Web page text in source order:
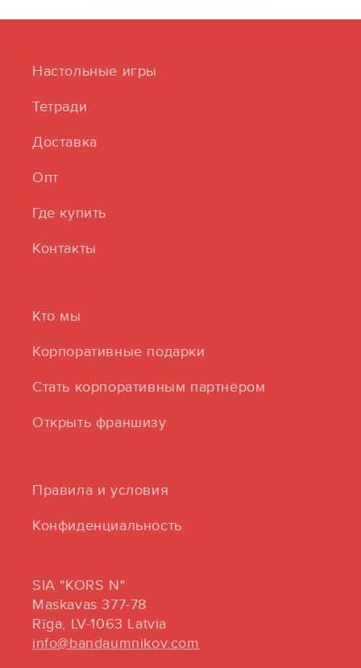
Настольные игры
Тетради
Доставка
Опт
Где купить
Контакты
Кто мы
Корпоративные подарки
Стать корпоративным партнёром
Открыть франшизу
Правила и условия
Конфиденциальность
SIA "KORS N"
Maskavas 377-78
Rīga, LV-1063 Latvia
info@bandaumnikov.com